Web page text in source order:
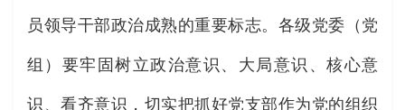
员领导干部政治成熟的重要标志。各级党委（党
组）要牢固树立政治意识、大局意识、核心意
识、看齐意识，切实把抓好党支部作为党的组织